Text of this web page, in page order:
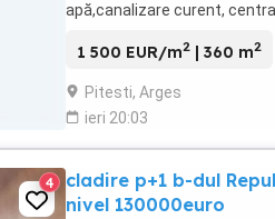
apă,canalizare curent,
1 500 EUR/m2 | 360 m2
Pitesti, Arges
ieri 20:03
4
cladire p+1 b-dul
nivel 130000euro